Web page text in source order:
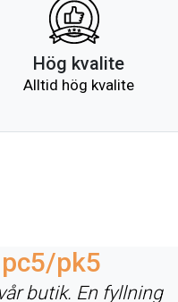
Hög kvalite
Alltid hög kvalite
pk5
butik. En fyllning